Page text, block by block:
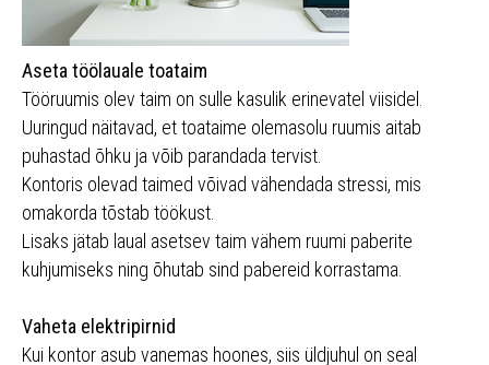
Aseta töölauale toataim
Tööruumis olev taim on sulle kasulik erinevatel viisidel.
Uuringud näitavad, et toataime olemasolu ruumis aitab
puhastad õhku ja võib parandada tervist.
Kontoris olevad taimed võivad vähendada stressi, mis
omakorda tõstab töökust.
Lisaks jätab laual asetsev taim vähem ruumi paberite
kuhjumiseks ning õhutab sind pabereid korrastama.
Vaheta elektripirnid
Kui kontor asub vanemas hoones, siis üldjuhul on seal